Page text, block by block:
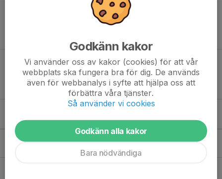
Checklista Poolspel
Sekretariat Instruktion
Kommande aktiviteter
Mån 10/8
Exakt Arena
Godkänn kakor
Vi använder oss av kakor (cookies) för att vår
webbplats ska fungera bra för dig. De används
även för webbanalys i syfte att hjälpa oss att
förbättra våra tjänster.
Så använder vi cookies
Godkänn alla kakor
Bara nödvändiga